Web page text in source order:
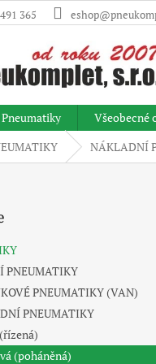
365
Pneumatiky Všeobecné
NÁKLADNÍ
PNEUMATIKY
PNEUMATIKY (VAN)
PNEUMATIKY
(poháněná)